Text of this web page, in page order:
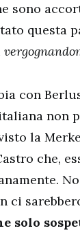
sono
questa
con
la
che,
ci
solo